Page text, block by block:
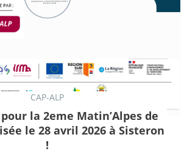
CAP-ALP
la 2eme Matin’Alpes de
le 28 avril 2026 à Sisteron
!